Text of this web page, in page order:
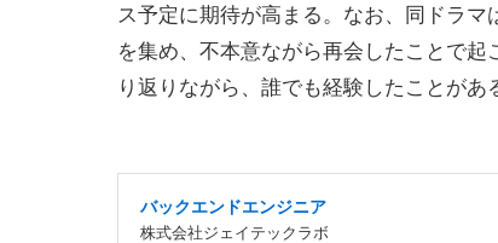
ス予定に期待が高まる。なお、同ドラ
を集め、不本意ながら再会したことで
り返りながら、誰でも経験したことがあ
バックエンドエンジニア
株式会社ジェイテックラボ